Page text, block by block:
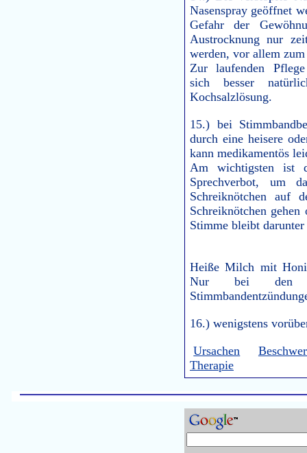
Nasenspray geöffnet
Gefahr der
Austrocknung nur
werden, vor allem
Zur laufenden Pflege
sich besser
Kochsalzlösung.
15.) bei
durch eine heisere
kann medikamentös
Am wichtigsten ist
Sprechverbot, um
Schreiknötchen auf
Schreiknötchen
Stimme bleibt
Heiße Milch mit
Nur bei den
16.) wenigstens
Ursachen
Therapie